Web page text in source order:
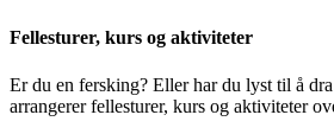
Fellesturer, kurs og aktiviteter
Er du en fersking? Eller har du lyst til å
arrangerer fellesturer, kurs og aktiviteter